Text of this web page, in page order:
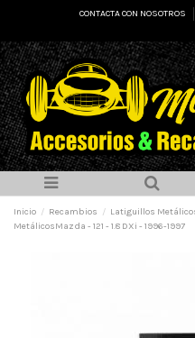
CONTACTA CON NOSOTROS
Inicio Recambios Latiguillos
MetálicosMazda - 121 - 1.8 DXi - 1996-1997